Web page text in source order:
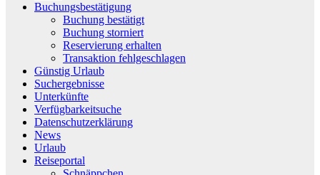
Buchungsbestätigung
Buchung bestätigt
Buchung storniert
Reservierung erhalten
Transaktion fehlgeschlagen
Günstig Urlaub
Suchergebnisse
Unterkünfte
Verfügbarkeitsuche
Datenschutzerklärung
News
Urlaub
Reiseportal